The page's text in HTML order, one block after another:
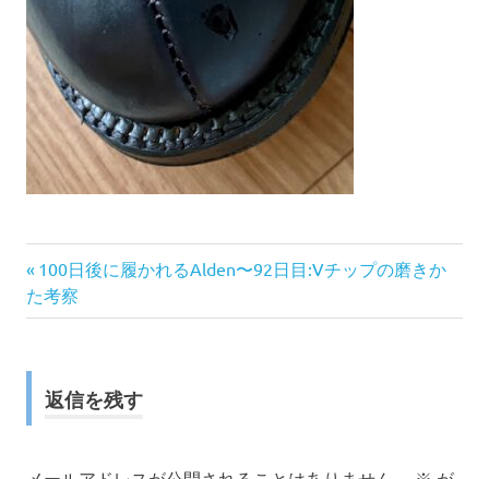
投
稿
ナ
ビ
前
の
記
100日後に履かれるAlden〜92日目:Vチップの磨きか
た考察
返信を残す